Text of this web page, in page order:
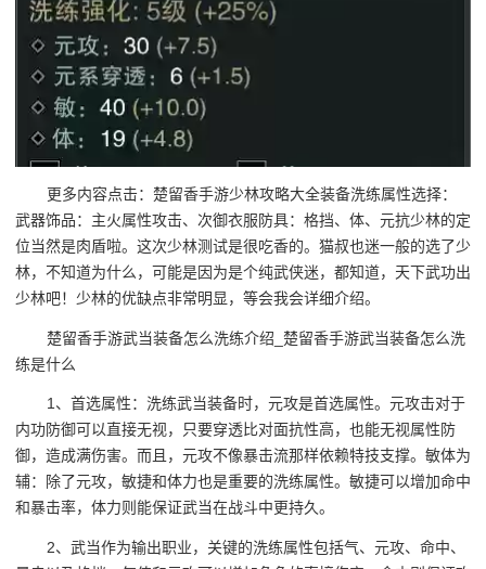
更多内容点击：楚留香手游少林攻略大全装备洗练属性选择：
武器饰品：主火属性攻击、次御衣服防具：格挡、体、元抗少林的定
位当然是肉盾啦。这次少林测试是很吃香的。猫叔也迷一般的选了少
林，不知道为什么，可能是因为是个纯武侠迷，都知道，天下武功出
少林吧！少林的优缺点非常明显，等会我会详细介绍。
楚留香手游武当装备怎么洗练介绍_楚留香手游武当装备怎么洗
练是什么
1、首选属性：洗练武当装备时，元攻是首选属性。元攻击对于
内功防御可以直接无视，只要穿透比对面抗性高，也能无视属性防
御，造成满伤害。而且，元攻不像暴击流那样依赖特技支撑。敏体为
辅：除了元攻，敏捷和体力也是重要的洗练属性。敏捷可以增加命中
和暴击率，体力则能保证武当在战斗中更持久。
2、武当作为输出职业，关键的洗练属性包括气、元攻、命中、